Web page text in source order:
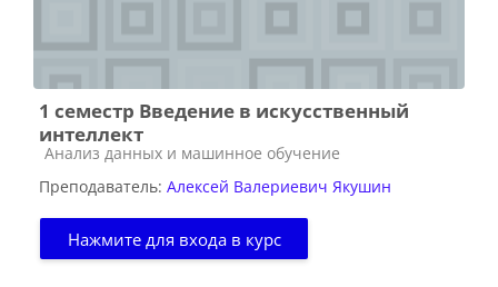
1 семестр Введение в искусственный
интеллект
Категория курса
Анализ данных и машинное обучение
Преподаватель: Алексей Валериевич Якушин
Нажмите для входа в курс